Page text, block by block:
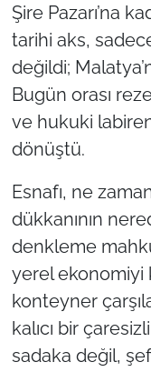
Şire Pazarı’na
tarihi aks,
değildi;
Bugün orası
ve hukuki
dönüştü.
Esnafı, ne
dükkanının
denkleme
yerel ekonomiyi
konteyner
kalıcı bir
sadaka değil,